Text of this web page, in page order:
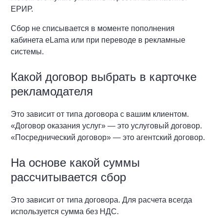
ЕРИР.
Сбор не списывается в моменте пополнения
кабинета eLama или при переводе в рекламные
системы.
Какой договор выбрать в карточке
рекламодателя
Это зависит от типа договора с вашим клиентом.
«Договор оказания услуг» — это услуговый договор.
«Посреднический договор» — это агентский договор.
На основе какой суммы
рассчитывается сбор
Это зависит от типа договора. Для расчета всегда
используется сумма без НДС.